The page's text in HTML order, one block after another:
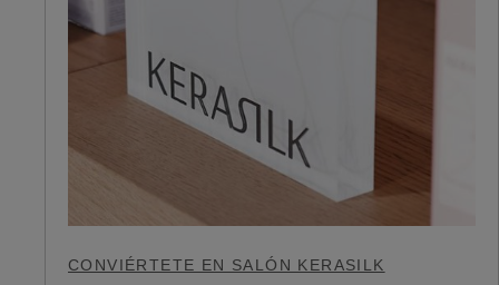
CONVIÉRTETE EN SALÓN KERASILK